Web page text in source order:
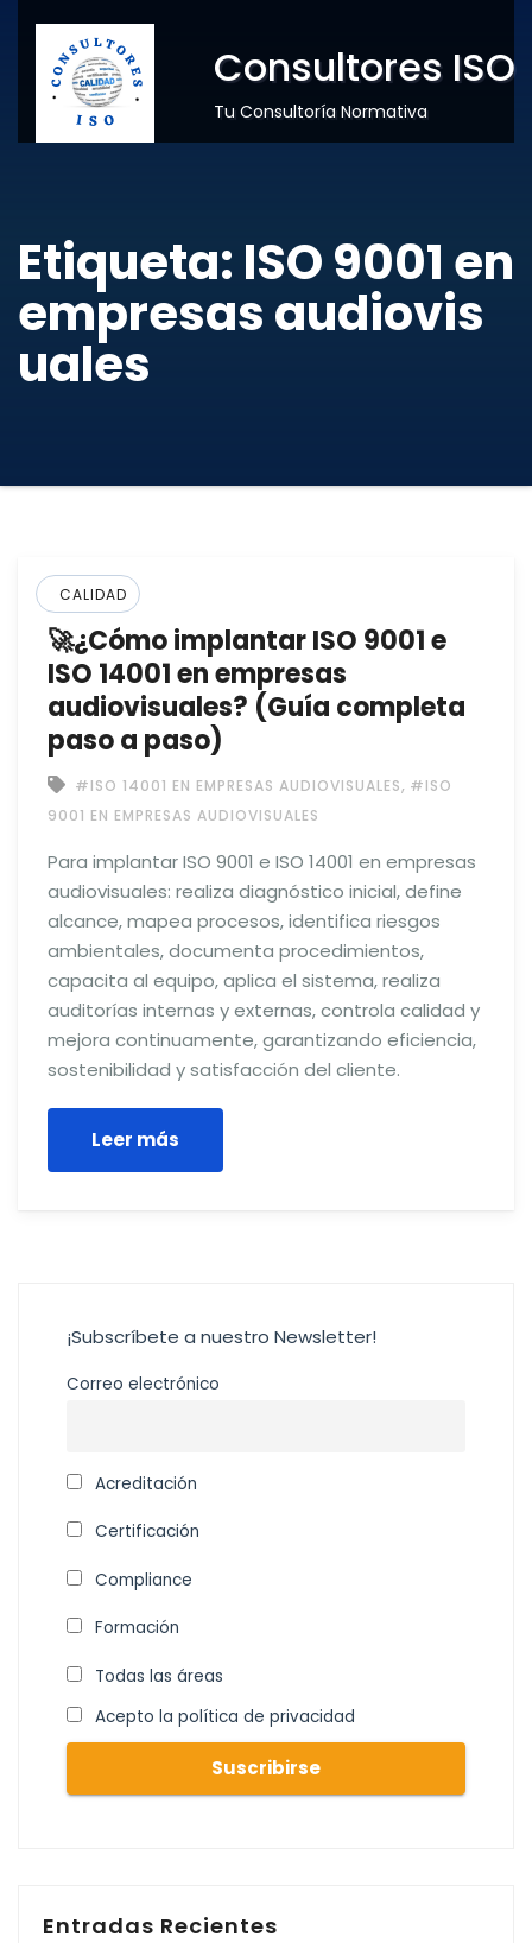
Consultores ISO
Tu Consultoría Normativa
Etiqueta: ISO 9001 en
empresas audiovis
uales
CALIDAD
🚀¿Cómo implantar ISO 9001 e
ISO 14001 en empresas
audiovisuales? (Guía completa
paso a paso)
#ISO 14001 EN EMPRESAS AUDIOVISUALES, #ISO
9001 EN EMPRESAS AUDIOVISUALES
Para implantar ISO 9001 e ISO 14001 en empresas
audiovisuales: realiza diagnóstico inicial, define
alcance, mapea procesos, identifica riesgos
ambientales, documenta procedimientos,
capacita al equipo, aplica el sistema, realiza
auditorías internas y externas, controla calidad y
mejora continuamente, garantizando eficiencia,
sostenibilidad y satisfacción del cliente.
Leer más
¡Subscríbete a nuestro Newsletter!
Correo electrónico
Acreditación
Certificación
Compliance
Formación
Todas las áreas
Acepto la política de privacidad
Entradas Recientes